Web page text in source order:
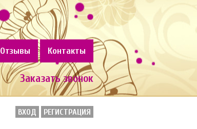
Отзывы Контакты
Заказать звонок
ВХОД РЕГИСТРАЦИЯ